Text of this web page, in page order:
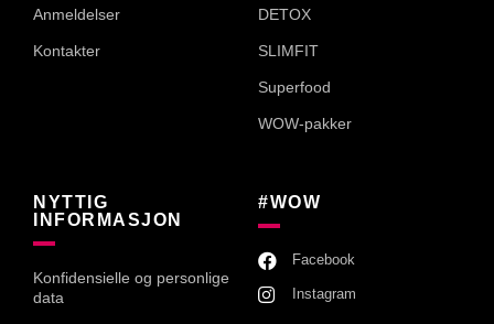
Anmeldelser
Kontakter
DETOX
SLIMFIT
Superfood
WOW-pakker
NYTTIG
INFORMASJON
Konfidensielle og personlige
data
#WOW
Facebook
Instagram